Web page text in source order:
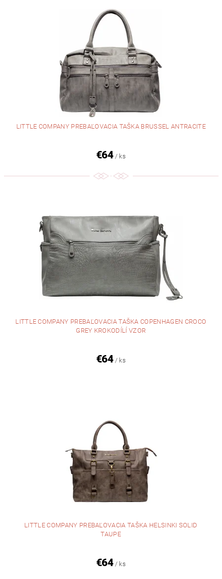
LITTLE COMPANY PREBAĽOVACIA TAŠKA BRUSSEL ANTRACITE
€64 / ks
LITTLE COMPANY PREBAĽOVACIA TAŠKA COPENHAGEN CROCO
GREY KROKODÍLÍ VZOR
€64 / ks
LITTLE COMPANY PREBAĽOVACIA TAŠKA HELSINKI SOLID
TAUPE
€64 / ks